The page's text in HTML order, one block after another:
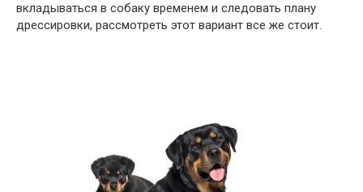
вкладываться в собаку временем и следовать плану
дрессировки, рассмотреть этот вариант все же стоит.